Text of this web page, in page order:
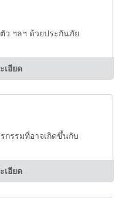
ว ฯลฯ ด้วยประกันภัย
เอียด
กรรมที่อาจเกิดขึ้นกับ
เอียด